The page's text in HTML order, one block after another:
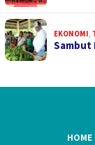
EKONOMI
Sambut
HOME